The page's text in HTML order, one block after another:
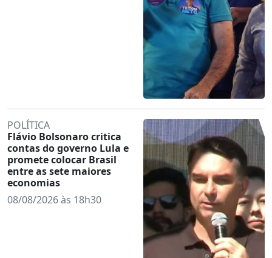
POLÍTICA
Flávio Bolsonaro critica
contas do governo Lula e
promete colocar Brasil
entre as sete maiores
economias
08/08/2026 às 18h30